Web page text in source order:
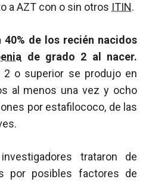
a AZT con o sin otros ITIN.
40% de los recién nacidos
de grado 2 al nacer.
2 o superior se produjo en
al menos una vez y ocho
por estafilococo, de las
trataron de
por posibles factores de